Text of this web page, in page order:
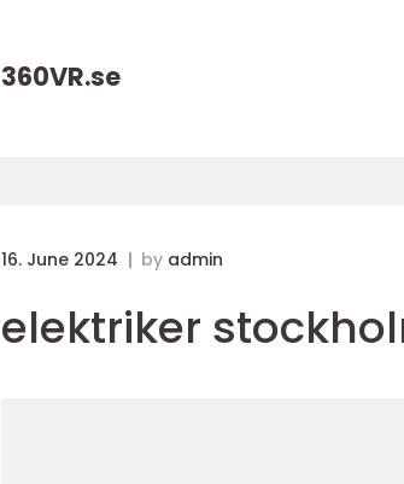
360VR.se
16. June 2024 by admin
elektriker